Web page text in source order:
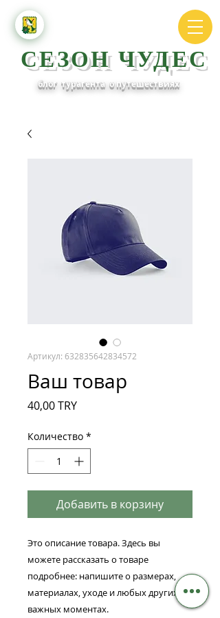
СЕЗОН ЧУДЕС
блог турагента о путешествиях
Артикул: 632835642834572
Ваш товар
40,00 TRYЦена
Количество *
Добавить в корзину
Это описание товара. Здесь вы
можете рассказать о товаре
подробнее: напишите о размерах,
материалах, уходе и любых других
важных моментах.